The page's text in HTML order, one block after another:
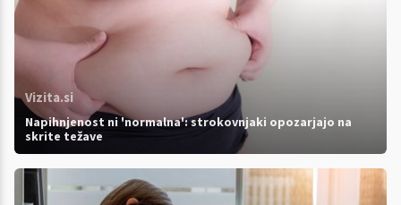
Vizita.si
Napihnjenost ni 'normalna': strokovnjaki opozarjajo na
skrite težave